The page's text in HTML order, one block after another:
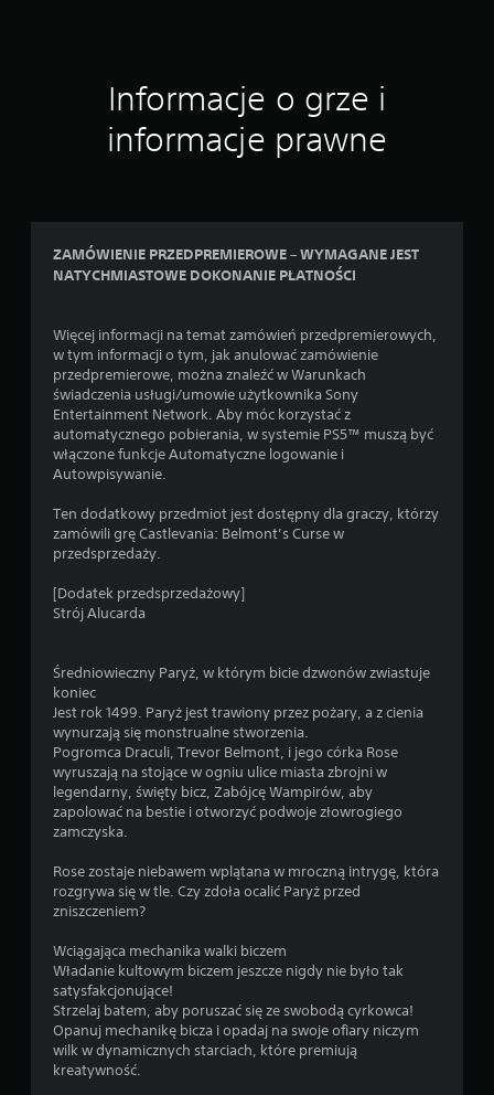
a
f
u
n
s
t
o
w
a
n
i
a
r
u
c
h
e
m
M
ż
i
w
o
ś
ć
g
r
y
b
e
s
t
e
r
o
w
l
i
m
o
w
s
z
y
m
a
ć
g
r
ę
o
d
c
a
s
z
r
y
w
k
i
l
u
p
r
z
r
y
w
n
i
k
ó
Informacje o grze i
informacje prawne
ZAMÓWIENIE PRZEDPREMIEROWE – WYMAGANE JEST
NATYCHMIASTOWE DOKONANIE PŁATNOŚCI
Więcej informacji na temat zamówień przedpremierowych,
w tym informacji o tym, jak anulować zamówienie
przedpremierowe, można znaleźć w Warunkach
świadczenia usługi/umowie użytkownika Sony
Entertainment Network. Aby móc korzystać z
automatycznego pobierania, w systemie PS5™ muszą być
włączone funkcje Automatyczne logowanie i
Autowpisywanie.
Ten dodatkowy przedmiot jest dostępny dla graczy, którzy
zamówili grę Castlevania: Belmont’s Curse w
przedsprzedaży.
[Dodatek przedsprzedażowy]
Strój Alucarda
Średniowieczny Paryż, w którym bicie dzwonów zwiastuje
koniec
Jest rok 1499. Paryż jest trawiony przez pożary, a z cienia
wynurzają się monstrualne stworzenia.
Pogromca Draculi, Trevor Belmont, i jego córka Rose
wyruszają na stojące w ogniu ulice miasta zbrojni w
legendarny, święty bicz, Zabójcę Wampirów, aby
zapolować na bestie i otworzyć podwoje złowrogiego
zamczyska.
Rose zostaje niebawem wplątana w mroczną intrygę, która
rozgrywa się w tle. Czy zdoła ocalić Paryż przed
zniszczeniem?
Wciągająca mechanika walki biczem
Władanie kultowym biczem jeszcze nigdy nie było tak
satysfakcjonujące!
Strzelaj batem, aby poruszać się ze swobodą cyrkowca!
Opanuj mechanikę bicza i opadaj na swoje ofiary niczym
wilk w dynamicznych starciach, które premiują
kreatywność.